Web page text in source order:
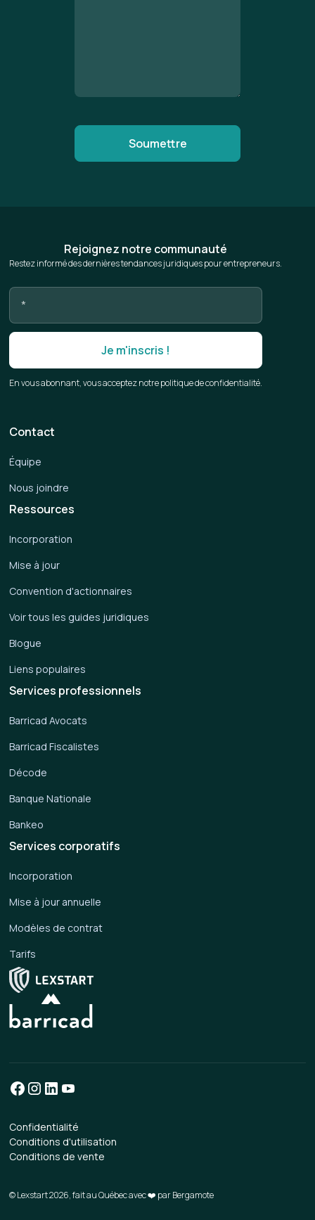
Rejoignez notre communauté
Restez informé des dernières tendances juridiques pour entrepreneurs.
En vous abonnant, vous acceptez notre politique de confidentialité.
Services corporatifs
Incorporation
Mise à jour annuelle
Modèles de contrat
Tarifs
Services professionnels
Barricad Avocats
Barricad Fiscalistes
Décode
Banque Nationale
Bankeo
Ressources
Incorporation
Mise à jour
Convention d'actionnaires
Voir tous les guides juridiques
Blogue
Liens populaires
Contact
Équipe
Nous joindre
Confidentialité
Conditions d'utilisation
Conditions de vente
© Lexstart 2026, fait au Québec avec ❤️ parBergamote